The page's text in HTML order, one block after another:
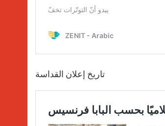
تاريخ إعلان القداسة